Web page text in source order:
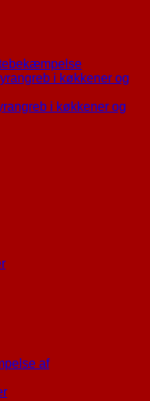
i køkkener og
i køkkener og
af